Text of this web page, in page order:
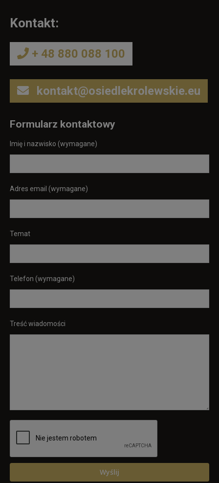
Kontakt:
+ 48 880 088 100
kontakt@osiedlekrolewskie.eu
Formularz kontaktowy
Imię i nazwisko (wymagane)
Adres email (wymagane)
Temat
Telefon (wymagane)
Treść wiadomości